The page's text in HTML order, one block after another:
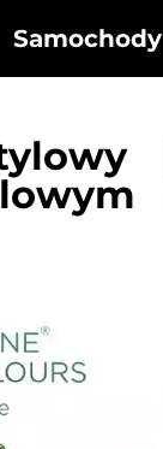
Samochody